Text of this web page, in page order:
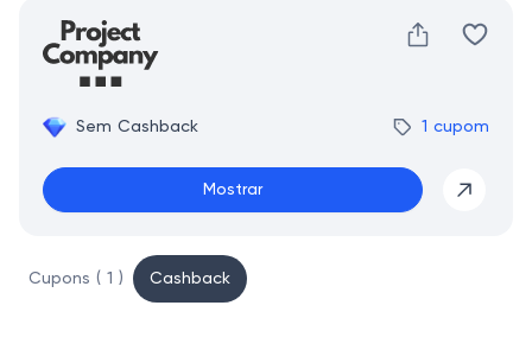
Sem Cashback 1 cupom
Mostrar
Cupons ( 1 ) Cashback